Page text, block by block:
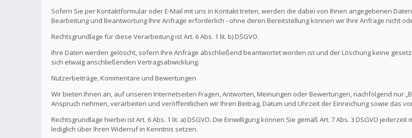
Sofern Sie per Kontaktformular oder E-Mail mit uns in Kontakt treten, werden die dabei von Ihnen angegebenen
Bearbeitung und Beantwortung Ihre Anfrage erforderlich - ohne deren Bereitstellung können wir Ihre Anfrage nicht
Rechtsgrundlage für diese Verarbeitung ist Art. 6 Abs. 1 lit. b) DSGVO.
Ihre Daten werden gelöscht, sofern Ihre Anfrage abschließend beantwortet worden ist und der Löschung keine
sich etwaig anschließenden Vertragsabwicklung.
Nutzerbeiträge, Kommentare und Bewertungen
Wir bieten Ihnen an, auf unseren Internetseiten Fragen, Antworten, Meinungen oder Bewertungen, nachfolgend nur
Anspruch nehmen, verarbeiten und veröffentlichen wir Ihren Beitrag, Datum und Uhrzeit der Einreichung sowie das
Rechtsgrundlage hierbei ist Art. 6 Abs. 1 lit. a) DSGVO. Die Einwilligung können Sie gemäß Art. 7 Abs. 3 DSGVO
lediglich über Ihren Widerruf in Kenntnis setzen.